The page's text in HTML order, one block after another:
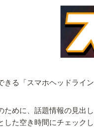
る「スマホヘッドライン
めに、話題情報の見出
た空き時間にチェックし